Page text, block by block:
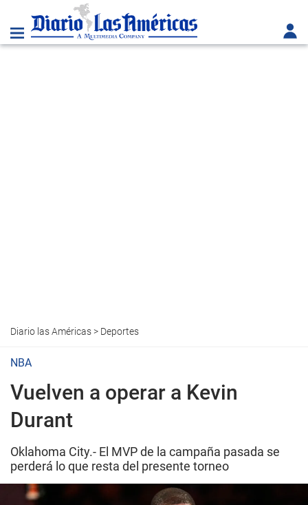
Diario las Américas> Deportes
NBA
Vuelven a operar a Kevin
Durant
Oklahoma City.- El MVP de la campaña pasada se
perderá lo que resta del presente torneo